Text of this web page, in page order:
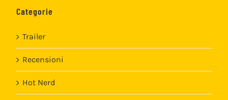
Categorie
Trailer
Recensioni
Hot Nerd